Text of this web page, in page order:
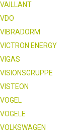
VAILLANT
VDO
VIBRADORM
VICTRON ENERGY
VIGAS
VISIONSGRUPPE
VISTEON
VOGEL
VOGELE
VOLKSWAGEN